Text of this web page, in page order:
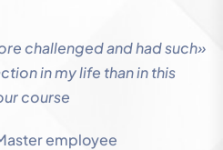
challenged and had such
in my life than in this
course!»
employee